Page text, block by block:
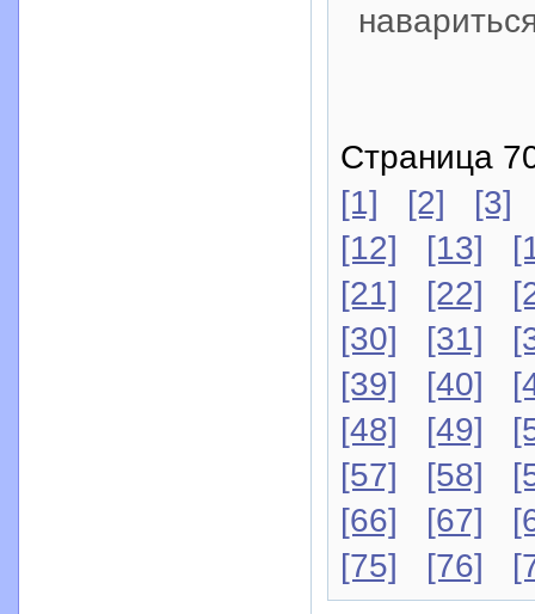
Страница
[1]
[2]
[3]
[12]
[13]
[21]
[22]
[30]
[31]
[39]
[40]
[48]
[49]
[57]
[58]
[66]
[67]
[75]
[76]